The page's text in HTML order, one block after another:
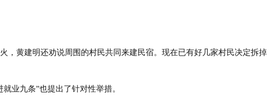
，黄建明还劝说周围的村民共同来建民宿。现在已有好几家村民决定拆掉
业九条”也提出了针对性举措。